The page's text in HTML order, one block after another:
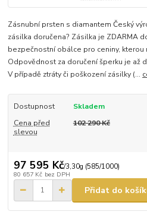
Zásnubní prsten s diamantem Český
zásilka doručena? Zásilka je ZDARMA
bezpečnostní obálce pro ceniny,
Odpovědnost za doručení šperku je až
V případě ztráty či poškození zásilky (...
Dostupnost
Skladem
Cena před
slevou
102 290 Kč
97 595 Kč/3,30g (585/1000)
80 657 Kč bez DPH
Přidat do